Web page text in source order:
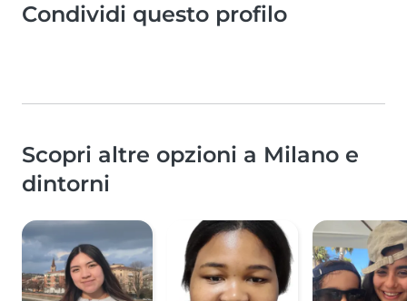
Condividi questo profilo
Scopri altre opzioni a Milano e
dintorni